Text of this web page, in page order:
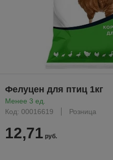
Фелуцен для птиц 1кг
Менее 3 ед.
Код: 00016619
Розница
12,71 руб.